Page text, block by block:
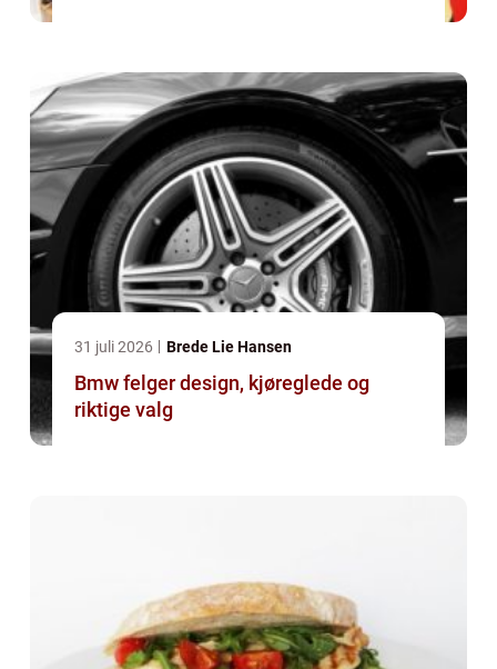
31 juli 2026 Brede Lie Hansen
Bmw felger design, kjøreglede og
riktige valg